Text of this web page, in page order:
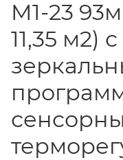
M1-23
11,35 м2)